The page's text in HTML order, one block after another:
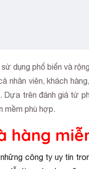
dụng phổ biến và
nhân viên, khách
Dựa trên đánh giá từ
mềm phù hợp.
hàng
công ty uy tín